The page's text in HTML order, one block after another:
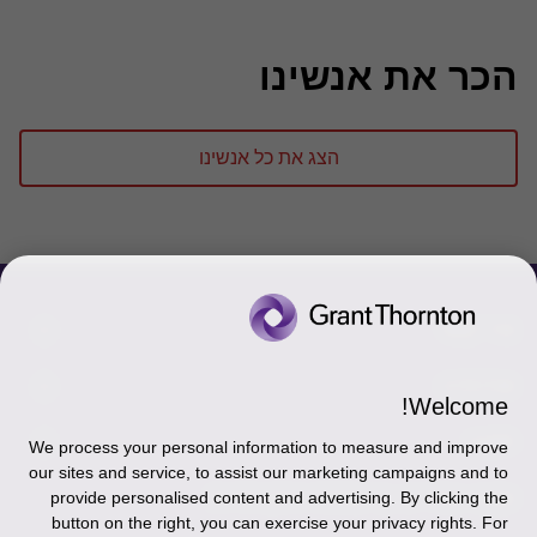
הכר את אנשינו
הצג את כל אנשינו
צור קשר
כניסה לעובדים - דוא"ל
כניסה לעובדים - דוחות עבודה
אודותינו
זיכרון והנצחה
תקנון
מדיניות הפרטיות
עקבו אחרינו ברשתות החברתיות
Welcome!
We process your personal information to measure and improve
our sites and service, to assist our marketing campaigns and to
provide personalised content and advertising. By clicking the
button on the right, you can exercise your privacy rights. For